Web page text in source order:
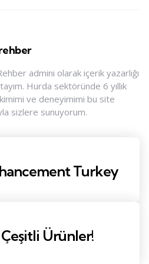
admini olarak içerik yazarlığı
Hurda sektöründe 6 yıllık
ve deneyimimi bu site
sizlere sunuyorum.
Turkey
Ürünler!